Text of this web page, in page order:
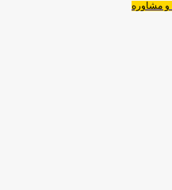
مشاوره